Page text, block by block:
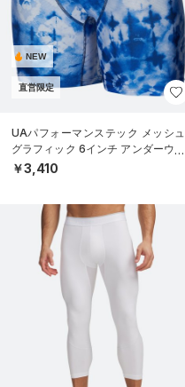
NEW
直営限定
UAパフォーマンステック メッシュ
グラフィック 6インチ アンダーウェ
ア（トレーニング/MEN）
￥3,410